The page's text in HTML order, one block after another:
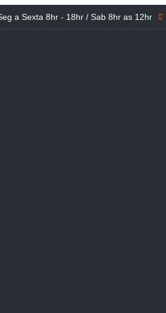
a Sexta 8hr - 18hr / Sab 8hr as 12hr